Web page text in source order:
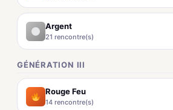
Argent
21 rencontre(s)
GÉNÉRATION III
Rouge Feu
14 rencontre(s)